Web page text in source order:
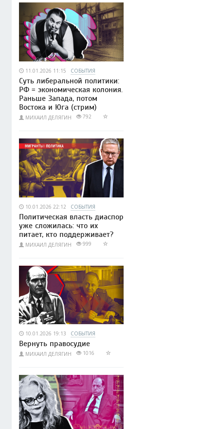
11.01.2026 11:15 СОБЫТИЯ
Суть либеральной политики:
РФ = экономическая колония.
Раньше Запада, потом
Востока и Юга (стрим)
МИХАИЛ ДЕЛЯГИН 792
10.01.2026 22:12 СОБЫТИЯ
Политическая власть диаспор
уже сложилась: что их
питает, кто поддерживает?
МИХАИЛ ДЕЛЯГИН 999
10.01.2026 19:13 СОБЫТИЯ
Вернуть правосудие
МИХАИЛ ДЕЛЯГИН 1016